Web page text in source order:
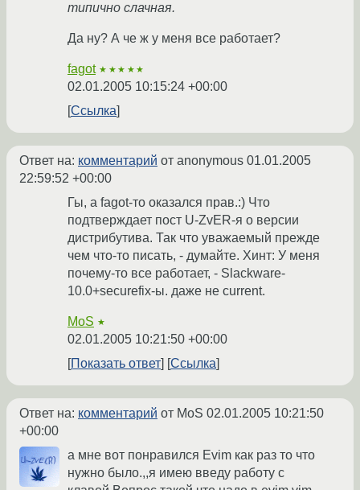
типично слачная.
Да ну? А че ж у меня все работает?
fagot ★★★★★
02.01.2005 10:15:24 +00:00
Ссылка
Ответ на: комментарий от anonymous 01.01.2005
22:59:52 +00:00
Гы, а fagot-то оказался прав.:) Что
подтверждает пост U-ZvER-я о версии
дистрибутива. Так что уважаемый прежде
чем что-то писать, - думайте. Хинт: У меня
почему-то все работает, - Slackware-
10.0+securefix-ы. даже не current.
MoS ★
02.01.2005 10:21:50 +00:00
Показать ответ
Ссылка
Ответ на: комментарий от MoS 02.01.2005 10:21:50
+00:00
а мне вот понравился Evim как раз то что
нужно было.,,я имею введу работу с